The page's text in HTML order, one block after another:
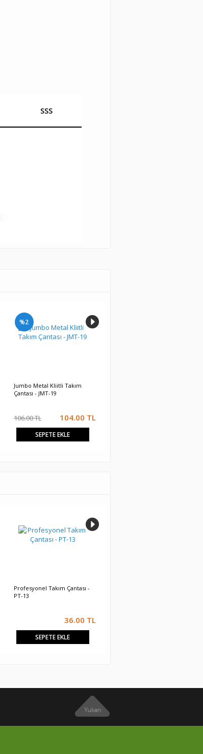
SSS
%2
Jumbo Metal Kliitli Takım
Çantası - JMT-19
106.00 TL 104.00 TL
SEPETE EKLE
Profesyonel Takım Çantası -
PT-13
36.00 TL
SEPETE EKLE